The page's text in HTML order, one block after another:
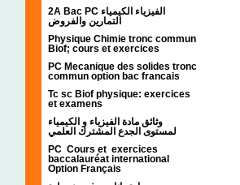
2A Bac PC الفيزياء الكيمياء
التمارين والفروض
Physique Chimie tronc commun
Biof; cours et exercices
PC Mecanique des solides tronc
commun option bac francais
Tc sc Biof physique: exercices
et examens
وثائق مادة الفيزياء و الكيمياء
PC Cours et exercices
baccalauréat international
Option Français